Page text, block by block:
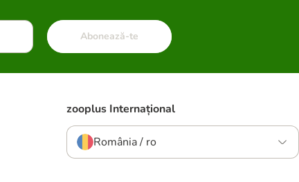
Abonează-te
zooplus Internațional
România / ro